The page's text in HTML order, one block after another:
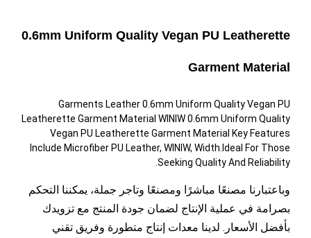
0.6mm Uniform Quality Vegan PU Leatherette
Garment Material
Garments Leather 0.6mm Uniform Quality Vegan PU
Leatherette Garment Material WINIW 0.6mm Uniform Quality
Vegan PU Leatherette Garment Material Key Features
Include Microfiber PU Leather, WINIW, Width.Ideal For Those
Seeking Quality And Reliability.
وباعتبارنا مصنعًا مباشرًا ومصنعًا وتاجر جملة، يمكننا التحكم
بصرامة في عملية الإنتاج لضمان جودة المنتج مع تزويدك
بأفضل الأسعار. لدينا معدات إنتاج متطورة وفريق تقني